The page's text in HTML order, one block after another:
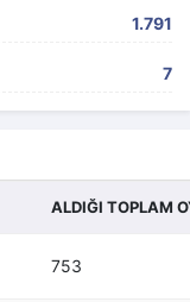
1.791
7
ALDIĞI TOPLAM
753